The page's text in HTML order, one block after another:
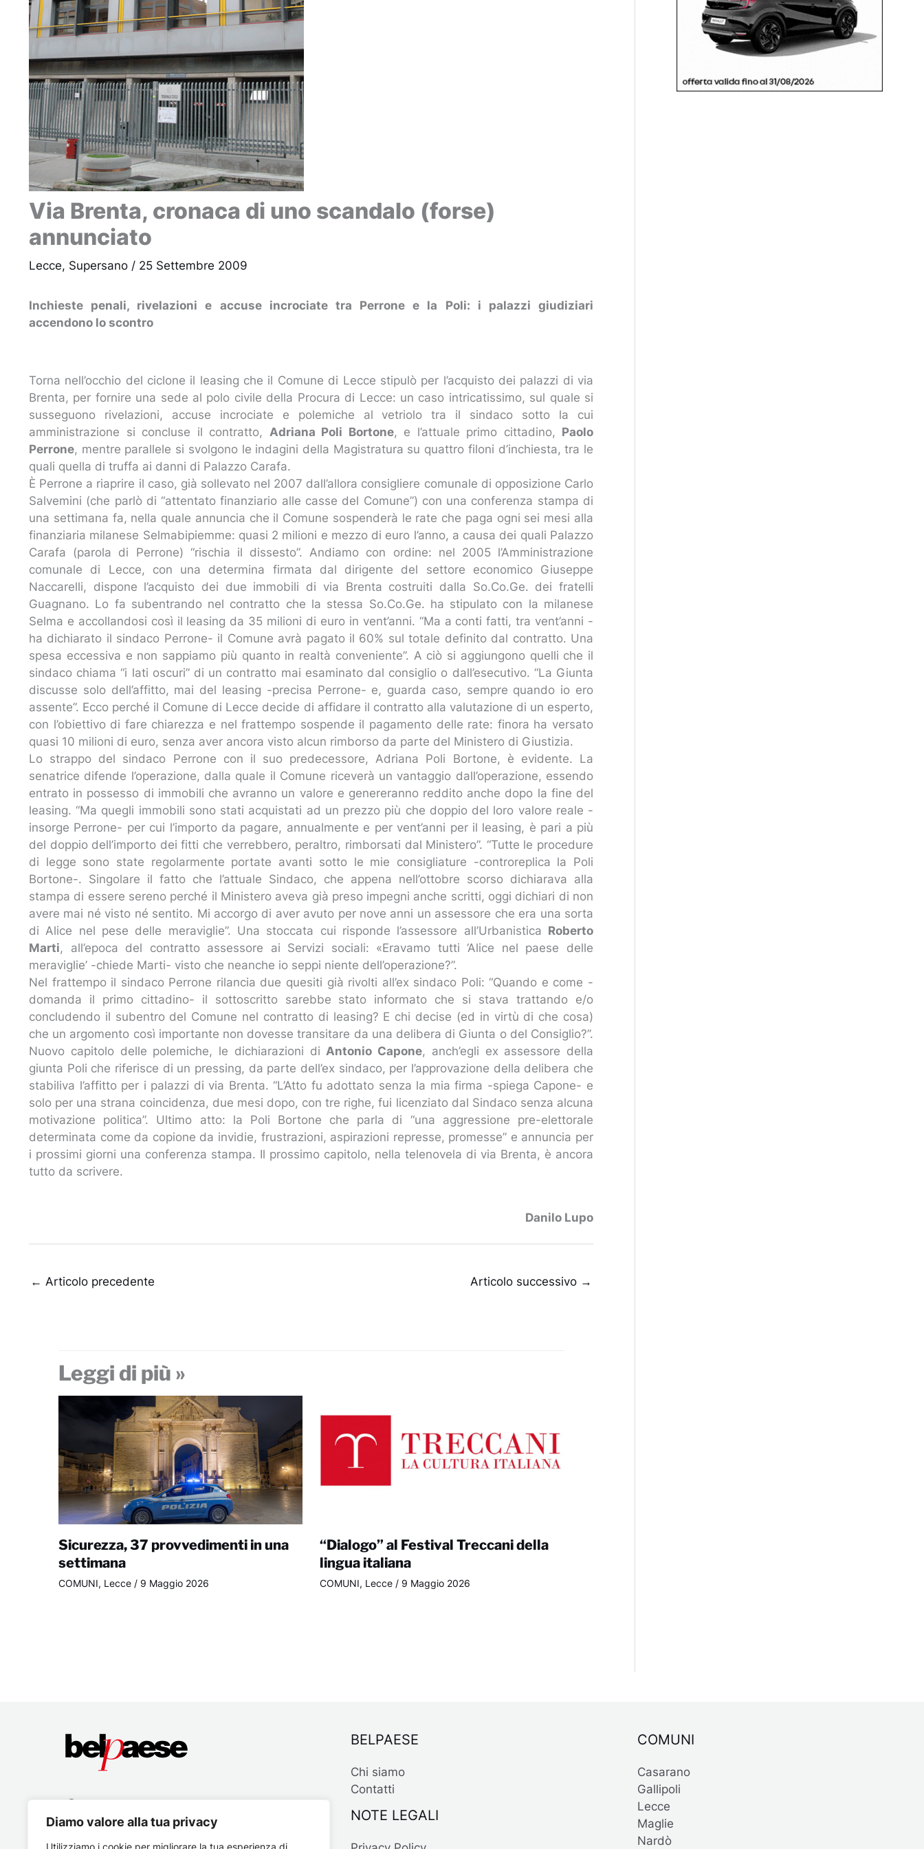
Diamo valore alla tua privacy
Utilizziamo i cookie per migliorare la tua esperienza di
Via Brenta, cronaca di uno scandalo (forse)
annunciato
Lecce, Supersano / 25 Settembre 2009
Inchieste penali, rivelazioni e accuse incrociate tra Perrone e la Poli: i palazzi giudiziari
accendono lo scontro
Torna nell’occhio del ciclone il leasing che il Comune di Lecce stipulò per l’acquisto dei palazzi di via
Brenta, per fornire una sede al polo civile della Procura di Lecce: un caso intricatissimo, sul quale si
susseguono rivelazioni, accuse incrociate e polemiche al vetriolo tra il sindaco sotto la cui
amministrazione si concluse il contratto, Adriana Poli Bortone, e l’attuale primo cittadino, Paolo
Perrone, mentre parallele si svolgono le indagini della Magistratura su quattro filoni d’inchiesta, tra le
quali quella di truffa ai danni di Palazzo Carafa.
È Perrone a riaprire il caso, già sollevato nel 2007 dall’allora consigliere comunale di opposizione Carlo
Salvemini (che parlò di “attentato finanziario alle casse del Comune”) con una conferenza stampa di
una settimana fa, nella quale annuncia che il Comune sospenderà le rate che paga ogni sei mesi alla
finanziaria milanese Selmabipiemme: quasi 2 milioni e mezzo di euro l’anno, a causa dei quali Palazzo
Carafa (parola di Perrone) “rischia il dissesto”. Andiamo con ordine: nel 2005 l’Amministrazione
comunale di Lecce, con una determina firmata dal dirigente del settore economico Giuseppe
Naccarelli, dispone l’acquisto dei due immobili di via Brenta costruiti dalla So.Co.Ge. dei fratelli
Guagnano. Lo fa subentrando nel contratto che la stessa So.Co.Ge. ha stipulato con la milanese
Selma e accollandosi così il leasing da 35 milioni di euro in vent’anni. “Ma a conti fatti, tra vent’anni -
ha dichiarato il sindaco Perrone- il Comune avrà pagato il 60% sul totale definito dal contratto. Una
spesa eccessiva e non sappiamo più quanto in realtà conveniente”. A ciò si aggiungono quelli che il
sindaco chiama “i lati oscuri” di un contratto mai esaminato dal consiglio o dall’esecutivo. “La Giunta
discusse solo dell’affitto, mai del leasing -precisa Perrone- e, guarda caso, sempre quando io ero
assente”. Ecco perché il Comune di Lecce decide di affidare il contratto alla valutazione di un esperto,
con l’obiettivo di fare chiarezza e nel frattempo sospende il pagamento delle rate: finora ha versato
quasi 10 milioni di euro, senza aver ancora visto alcun rimborso da parte del Ministero di Giustizia.
Lo strappo del sindaco Perrone con il suo predecessore, Adriana Poli Bortone, è evidente. La
senatrice difende l’operazione, dalla quale il Comune riceverà un vantaggio dall’operazione, essendo
entrato in possesso di immobili che avranno un valore e genereranno reddito anche dopo la fine del
leasing. “Ma quegli immobili sono stati acquistati ad un prezzo più che doppio del loro valore reale -
insorge Perrone- per cui l’importo da pagare, annualmente e per vent’anni per il leasing, è pari a più
del doppio dell’importo dei fitti che verrebbero, peraltro, rimborsati dal Ministero”. “Tutte le procedure
di legge sono state regolarmente portate avanti sotto le mie consigliature -controreplica la Poli
Bortone-. Singolare il fatto che l’attuale Sindaco, che appena nell’ottobre scorso dichiarava alla
stampa di essere sereno perché il Ministero aveva già preso impegni anche scritti, oggi dichiari di non
avere mai né visto né sentito. Mi accorgo di aver avuto per nove anni un assessore che era una sorta
di Alice nel pese delle meraviglie”. Una stoccata cui risponde l’assessore all’Urbanistica Roberto
Marti, all’epoca del contratto assessore ai Servizi sociali: «Eravamo tutti ‘Alice nel paese delle
meraviglie’ -chiede Marti- visto che neanche io seppi niente dell’operazione?”.
Nel frattempo il sindaco Perrone rilancia due quesiti già rivolti all’ex sindaco Poli: “Quando e come -
domanda il primo cittadino- il sottoscritto sarebbe stato informato che si stava trattando e/o
concludendo il subentro del Comune nel contratto di leasing? E chi decise (ed in virtù di che cosa)
che un argomento così importante non dovesse transitare da una delibera di Giunta o del Consiglio?”.
Nuovo capitolo delle polemiche, le dichiarazioni di Antonio Capone, anch’egli ex assessore della
giunta Poli che riferisce di un pressing, da parte dell’ex sindaco, per l’approvazione della delibera che
stabiliva l’affitto per i palazzi di via Brenta. “L’Atto fu adottato senza la mia firma -spiega Capone- e
solo per una strana coincidenza, due mesi dopo, con tre righe, fui licenziato dal Sindaco senza alcuna
motivazione politica”. Ultimo atto: la Poli Bortone che parla di “una aggressione pre-elettorale
determinata come da copione da invidie, frustrazioni, aspirazioni represse, promesse” e annuncia per
i prossimi giorni una conferenza stampa. Il prossimo capitolo, nella telenovela di via Brenta, è ancora
tutto da scrivere.
Danilo Lupo
← Articolo precedente Articolo successivo →
Leggi di più »
Sicurezza, 37 provvedimenti in una
settimana
COMUNI, Lecce/ 9 Maggio 2026
“Dialogo” al Festival Treccani della
lingua italiana
COMUNI, Lecce / 9 Maggio 2026
BELPAESE
Chi siamo
Contatti
NOTE LEGALI
COMUNI
Casarano
Gallipoli
Lecce
Maglie
Nardò